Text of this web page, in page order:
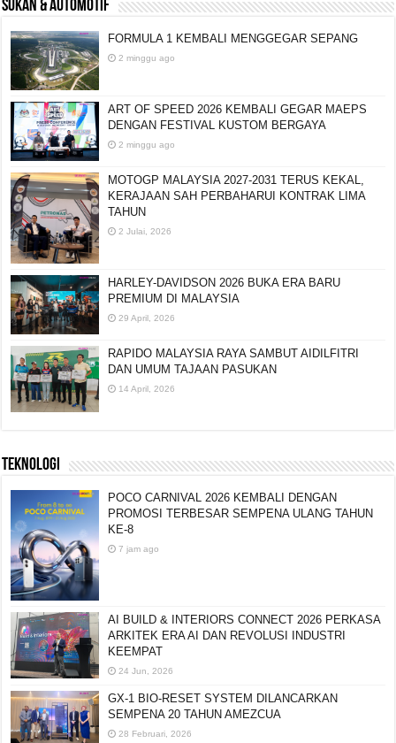
SUKAN & AUTOMOTIF
FORMULA 1 KEMBALI MENGGEGAR SEPANG
2 minggu ago
ART OF SPEED 2026 KEMBALI GEGAR MAEPS
DENGAN FESTIVAL KUSTOM BERGAYA
2 minggu ago
MOTOGP MALAYSIA 2027-2031 TERUS KEKAL,
KERAJAAN SAH PERBAHARUI KONTRAK LIMA
TAHUN
2 Julai, 2026
HARLEY-DAVIDSON 2026 BUKA ERA BARU
PREMIUM DI MALAYSIA
29 April, 2026
RAPIDO MALAYSIA RAYA SAMBUT AIDILFITRI
DAN UMUM TAJAAN PASUKAN
14 April, 2026
TEKNOLOGI
POCO CARNIVAL 2026 KEMBALI DENGAN
PROMOSI TERBESAR SEMPENA ULANG TAHUN
KE-8
7 jam ago
AI BUILD & INTERIORS CONNECT 2026 PERKASA
ARKITEK ERA AI DAN REVOLUSI INDUSTRI
KEEMPAT
24 Jun, 2026
GX-1 BIO-RESET SYSTEM DILANCARKAN
SEMPENA 20 TAHUN AMEZCUA
28 Februari, 2026